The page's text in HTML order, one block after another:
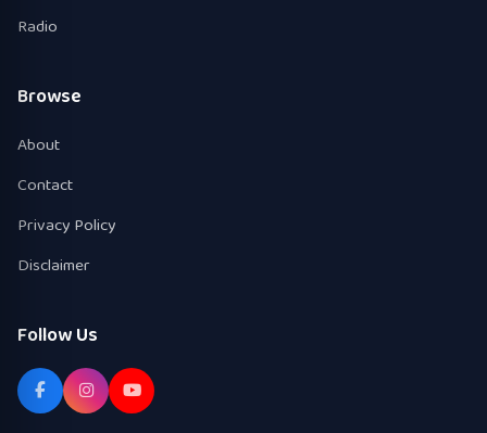
Radio
Browse
About
Contact
Privacy Policy
Disclaimer
Follow Us